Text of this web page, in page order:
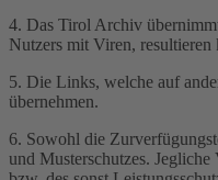
4. Das Tirol Archiv
Nutzers mit Viren, resultieren
5. Die Links, welche auf
übernehmen.
6. Sowohl die
und Musterschutzes.